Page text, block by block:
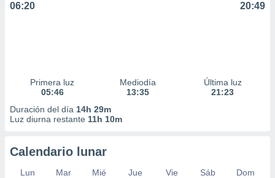
06:20 20:49
Primera luz
05:46
Mediodía
13:35
Última luz
21:23
Duración del día 14h 29m
Luz diurna restante 11h 10m
Calendario lunar
Lun Mar Mié Jue Vie Sáb
Dom